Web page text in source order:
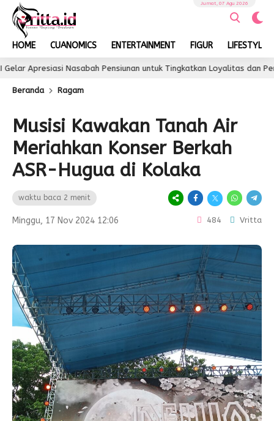
HOME CUANOMICS ENTERTAINMENT FIGUR LIFESTYLE
Jumat, 07 Agu 2026
Nasabah Pensiunan untuk Tingkatkan Loyalitas dan Pengalaman
Beranda Ragam
Musisi Kawakan Tanah Air
Meriahkan Konser Berkah
ASR-Hugua di Kolaka
waktu baca 2 menit
Minggu, 17 Nov 2024 12:06 484 Vritta